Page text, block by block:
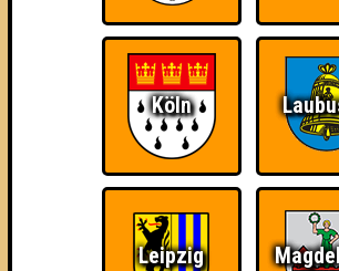
== FAKTENCHECK ==
🌐 www.quizlabor.de
🏨 Hafenstube Weißwasser
🚋 Str. der Einheit 20 | 02943 Weißwasser/
📅 jeden 2. oder 3. Samstag im Monat
🕢 Einlass: 19:30 Uhr
🕗 Beginn: 20:15 Uhr
💵 Eintritt: 8€
⁉ 3 Runden // 30 Fragen // 60 Punkte
Köln
Leipzig